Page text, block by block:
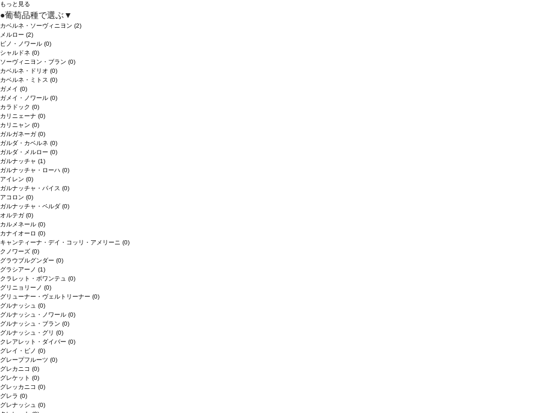
もっと見る
●葡萄品種で選ぶ ▼
カベルネ・ソーヴィニヨン (2)
メルロー (2)
ピノ・ノワール (0)
シャルドネ (0)
ソーヴィニヨン・ブラン (0)
カベルネ・ドリオ (0)
カベルネ・ミトス (0)
ガメイ (0)
ガメイ・ノワール (0)
カラドック (0)
カリニェーナ (0)
カリニャン (0)
ガルガネーガ (0)
ガルダ・カベルネ (0)
ガルダ・メルロー (0)
ガルナッチャ (1)
ガルナッチャ・ローハ (0)
アイレン (0)
ガルナッチャ・パイス (0)
アコロン (0)
ガルナッチャ・ペルダ (0)
オルテガ (0)
カルメネール (0)
カナイオーロ (0)
キャンティーナ・デイ・コッリ・アメリーニ (0)
クノワーズ (0)
グラウブルグンダー (0)
グラシアーノ (1)
クラレット・ボワンテュ (0)
グリニョリーノ (0)
グリューナー・ヴェルトリーナー (0)
グルナッシュ (0)
グルナッシュ・ノワール (0)
グルナッシュ・ブラン (0)
グルナッシュ・グリ (0)
クレアレット・ダイバー (0)
グレイ・ピノ (0)
グレープフルーツ (0)
グレカニコ (0)
グレケット (0)
グレッカニコ (0)
グレラ (0)
グレナッシュ (0)